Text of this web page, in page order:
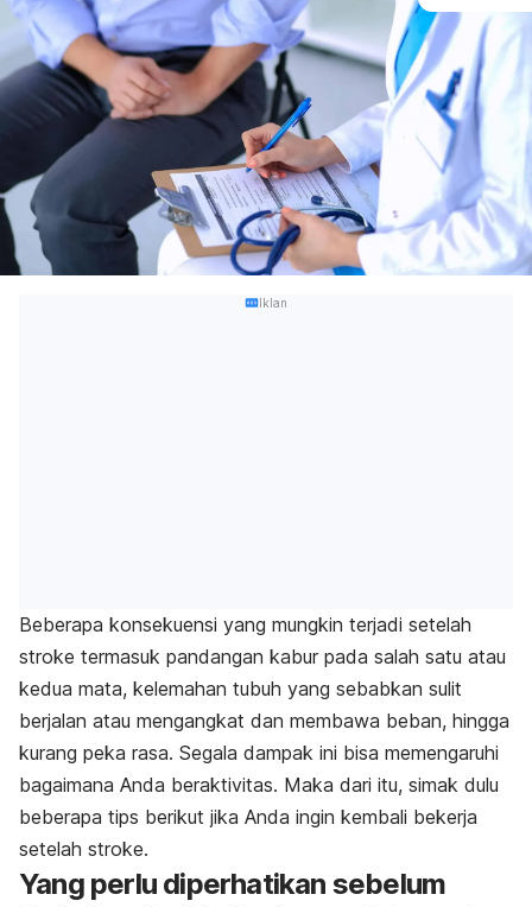
Iklan
Beberapa konsekuensi yang mungkin terjadi setelah
stroke termasuk pandangan kabur pada salah satu atau
kedua mata, kelemahan tubuh yang sebabkan sulit
berjalan atau mengangkat dan membawa beban, hingga
kurang peka rasa. Segala dampak ini bisa memengaruhi
bagaimana Anda beraktivitas. Maka dari itu, simak dulu
beberapa tips berikut jika Anda ingin kembali bekerja
setelah stroke.
Yang perlu diperhatikan sebelum